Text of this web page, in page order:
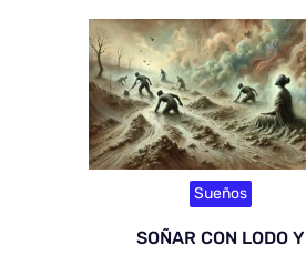
Sueños
SOÑAR CON LODO Y